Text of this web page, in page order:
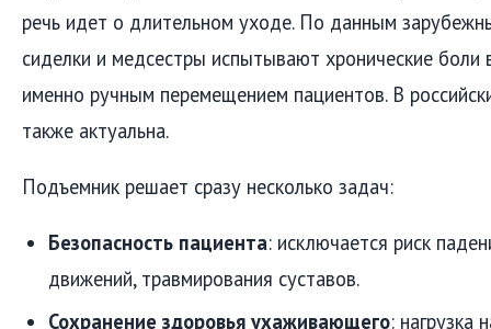
речь идет о длительном уходе. По данным
сиделки и медсестры испытывают хронические боли
именно ручным перемещением пациентов. В
также актуальна.
Подъемник решает сразу несколько задач:
Безопасность пациента: исключается риск
движений, травмирования суставов.
Сохранение здоровья ухаживающего: нагрузка